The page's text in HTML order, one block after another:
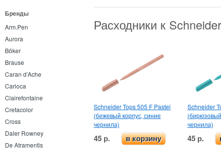
Бренды
Arm.Pen
Aurora
Böker
Brause
Caran d’Ache
Carioca
Clairefontaine
Cretacolor
Cross
Daler Rowney
De Atramentis
Расходники к
Schneider Tops 505 F Pastel
(бежевый корпус, синие
чернила)
45 р. в корзину
Schneider
чернила)
45 р.